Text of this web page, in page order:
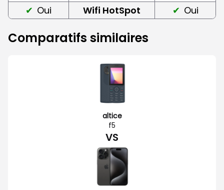
Oui
Wifi HotSpot Oui
Comparatifs similaires
altice
f5
VS